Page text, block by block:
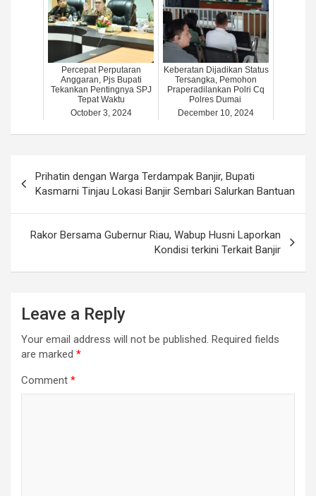
Percepat Perputaran
Anggaran, Pjs Bupati
Tekankan Pentingnya SPJ
Tepat Waktu
October 3, 2024
Keberatan Dijadikan Status
Tersangka, Pemohon
Praperadilankan Polri Cq
Polres Dumai
December 10, 2024
navigation
Prihatin dengan Warga Terdampak Banjir, Bupati
Kasmarni Tinjau Lokasi Banjir Sembari Salurkan Bantuan
Rakor Bersama Gubernur Riau, Wabup Husni Laporkan
Kondisi terkini Terkait Banjir
Leave a Reply
Your email address will not be published. Required fields
are marked *
Comment *